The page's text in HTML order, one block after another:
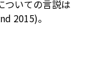
ついての言説は
2015)。